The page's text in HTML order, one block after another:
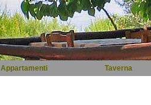
Appartamenti Taverna